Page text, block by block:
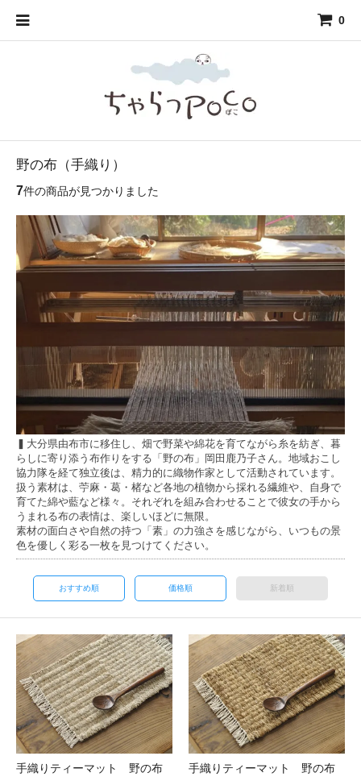
0
野の布（手織り）
7件の商品が見つかりました
▍大分県由布市に移住し、畑で野菜や綿花を育てながら糸を紡ぎ、暮
らしに寄り添う布作りをする「野の布」岡田鹿乃子さん。地域おこし
協力隊を経て独立後は、精力的に織物作家として活動されています。
扱う素材は、苧麻・葛・楮など各地の植物から採れる繊維や、自身で
育てた綿や藍など様々。それぞれを組み合わせることで彼女の手から
うまれる布の表情は、楽しいほどに無限。
素材の面白さや自然の持つ「素」の力強さを感じながら、いつもの景
色を優しく彩る一枚を見つけてください。
おすすめ順 価格順 新着順
手織りティーマット 野の布
手織りティーマット 野の布